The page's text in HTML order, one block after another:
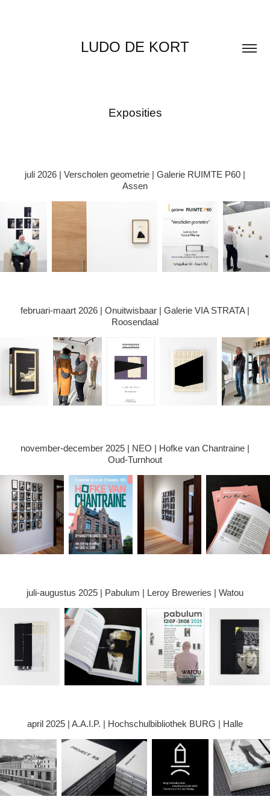
LUDO DE KORT
Exposities
juli 2026 | Verscholen geometrie | Galerie RUIMTE P60 |
Assen
februari-maart 2026 | Onuitwisbaar | Galerie VIA STRATA |
Roosendaal
november-december 2025 | NEO | Hofke van Chantraine |
Oud-Turnhout
juli-augustus 2025 | Pabulum | Leroy Breweries | Watou
april 2025 | A.A.I.P. | Hochschulbibliothek BURG | Halle